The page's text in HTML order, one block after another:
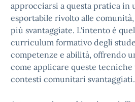
approcciarsi a questa pratica in
esportabile rivolto alle
più svantaggiate. L'intento é
curriculum formativo degli
competenze e abilità, offrendo
come applicare queste
contesti comunitari svantaggiati.